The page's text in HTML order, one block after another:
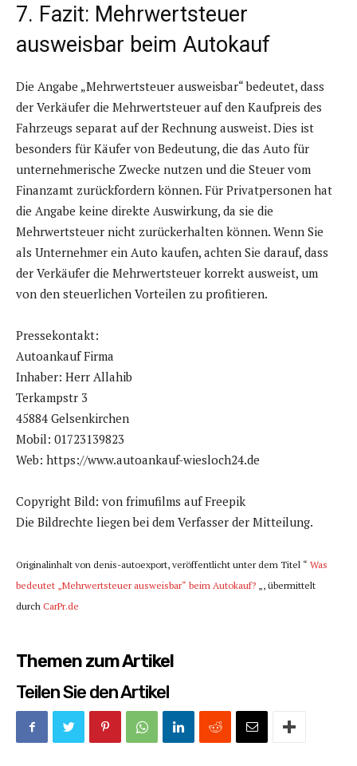
7. Fazit: Mehrwertsteuer
ausweisbar beim Autokauf
Die Angabe „Mehrwertsteuer ausweisbar“ bedeutet, dass
der Verkäufer die Mehrwertsteuer auf den Kaufpreis des
Fahrzeugs separat auf der Rechnung ausweist. Dies ist
besonders für Käufer von Bedeutung, die das Auto für
unternehmerische Zwecke nutzen und die Steuer vom
Finanzamt zurückfordern können. Für Privatpersonen hat
die Angabe keine direkte Auswirkung, da sie die
Mehrwertsteuer nicht zurückerhalten können. Wenn Sie
als Unternehmer ein Auto kaufen, achten Sie darauf, dass
der Verkäufer die Mehrwertsteuer korrekt ausweist, um
von den steuerlichen Vorteilen zu profitieren.
Pressekontakt:
Autoankauf Firma
Inhaber: Herr Allahib
Terkampstr 3
45884 Gelsenkirchen
Mobil: 01723139823
Web: https://www.autoankauf-wiesloch24.de
Copyright Bild: von frimufilms auf Freepik
Die Bildrechte liegen bei dem Verfasser der Mitteilung.
Originalinhalt von denis-autoexport, veröffentlicht unter dem Titel “ Was
bedeutet „Mehrwertsteuer ausweisbar“ beim Autokauf? „, übermittelt
durch CarPr.de
Themen zum Artikel
Teilen Sie den Artikel